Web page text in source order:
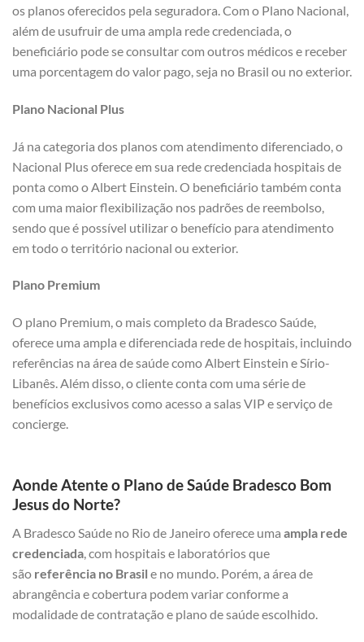
os planos oferecidos pela seguradora. Com o Plano Nacional,
além de usufruir de uma ampla rede credenciada, o
beneficiário pode se consultar com outros médicos e receber
uma porcentagem do valor pago, seja no Brasil ou no exterior.
Plano Nacional Plus
Já na categoria dos planos com atendimento diferenciado, o
Nacional Plus oferece em sua rede credenciada hospitais de
ponta como o Albert Einstein. O beneficiário também conta
com uma maior flexibilização nos padrões de reembolso,
sendo que é possível utilizar o benefício para atendimento
em todo o território nacional ou exterior.
Plano Premium
O plano Premium, o mais completo da Bradesco Saúde,
oferece uma ampla e diferenciada rede de hospitais, incluindo
referências na área de saúde como Albert Einstein e Sírio-
Libanês. Além disso, o cliente conta com uma série de
benefícios exclusivos como acesso a salas VIP e serviço de
concierge.
Aonde Atente o Plano de Saúde Bradesco Bom
Jesus do Norte?
A Bradesco Saúde no Rio de Janeiro oferece uma ampla rede
credenciada , com hospitais e laboratórios que
são referência no Brasil e no mundo. Porém, a área de
abrangência e cobertura podem variar conforme a
modalidade de contratação e plano de saúde escolhido.